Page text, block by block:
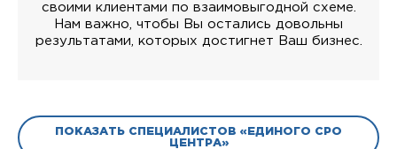
своими клиентами по взаимовыгодной схеме.
Нам важно, чтобы Вы остались довольны
результатами, которых достигнет Ваш бизнес.
ПОКАЗАТЬ СПЕЦИАЛИСТОВ «ЕДИНОГО СРО
ЦЕНТРА»